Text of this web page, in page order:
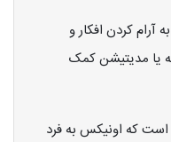
آرام کردن افکار و
یا مدیتیشن کمک
است که اونیکس به فرد